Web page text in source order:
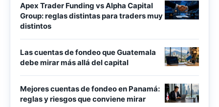
Apex Trader Funding vs Alpha Capital
Group: reglas distintas para traders muy
distintos
Las cuentas de fondeo que Guatemala
debe mirar más allá del capital
Mejores cuentas de fondeo en Panamá:
reglas y riesgos que conviene mirar